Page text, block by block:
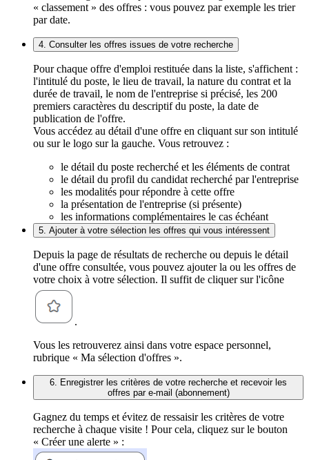
« classement » des offres : vous pouvez par exemple les trier
par date.
4. Consulter les offres issues de votre recherche
Pour chaque offre d'emploi restituée dans la liste, s'affichent :
l'intitulé du poste, le lieu de travail, la nature du contrat et la
durée de travail, le nom de l'entreprise si précisé, les 200
premiers caractères du descriptif du poste, la date de
publication de l'offre.
Vous accédez au détail d'une offre en cliquant sur son intitulé
ou sur le logo sur la gauche. Vous retrouvez :
le détail du poste recherché et les éléments de contrat
le détail du profil du candidat recherché par l'entreprise
les modalités pour répondre à cette offre
la présentation de l'entreprise (si présente)
les informations complémentaires le cas échéant
5. Ajouter à votre sélection les offres qui vous intéressent
Depuis la page de résultats de recherche ou depuis le détail
d'une offre consultée, vous pouvez ajouter la ou les offres de
votre choix à votre sélection. Il suffit de cliquer sur l'icône
.
Vous les retrouverez ainsi dans votre espace personnel,
rubrique « Ma sélection d'offres ».
6. Enregistrer les critères de votre recherche et recevoir les
offres par e-mail (abonnement)
Gagnez du temps et évitez de ressaisir les critères de votre
recherche à chaque visite ! Pour cela, cliquez sur le bouton
« Créer une alerte » :